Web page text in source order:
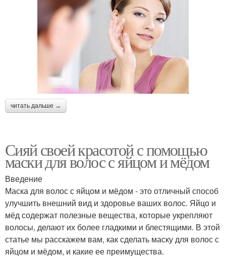
читать дальше →
Сияй своей красотой с помощью
маски для волос с яйцом и мёдом
Введение
Маска для волос с яйцом и мёдом - это отличный способ
улучшить внешний вид и здоровье ваших волос. Яйцо и
мёд содержат полезные вещества, которые укрепляют
волосы, делают их более гладкими и блестящими. В этой
статье мы расскажем вам, как сделать маску для волос с
яйцом и мёдом, и какие ее преимущества.